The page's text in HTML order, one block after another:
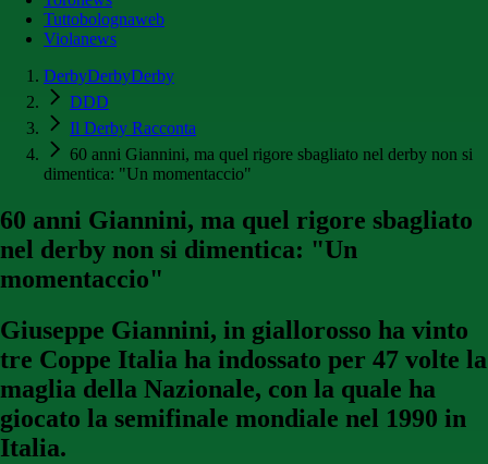
Tuttobolognaweb
Violanews
DerbyDerbyDerby
DDD
Il Derby Racconta
60 anni Giannini, ma quel rigore sbagliato nel derby non si
dimentica: "Un momentaccio"
60 anni Giannini, ma quel rigore sbagliato
nel derby non si dimentica: "Un
momentaccio"
Giuseppe Giannini, in giallorosso ha vinto
tre Coppe Italia ha indossato per 47 volte la
maglia della Nazionale, con la quale ha
giocato la semifinale mondiale nel 1990 in
Italia.